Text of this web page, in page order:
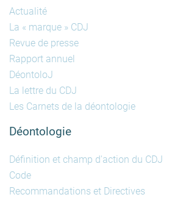
Actualité
La « marque » CDJ
Revue de presse
Rapport annuel
DéontoloJ
La lettre du CDJ
Les Carnets de la déontologie
Déontologie
Définition et champ d'action du CDJ
Code
Recommandations et Directives